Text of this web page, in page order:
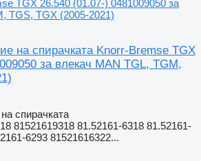
TGX 26.540 (01.07-) 0481009050 за
TGS, TGX (2005-2021)
на спирачката Knorr-Bremse TGX
за влекач MAN TGL, TGM,
спирачката
81521619318 81.52161-6318 81.52161-
6293 81521616322...